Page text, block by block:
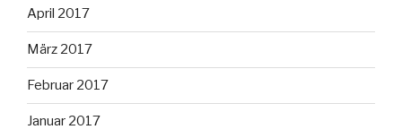
April 2017
März 2017
Februar 2017
Januar 2017